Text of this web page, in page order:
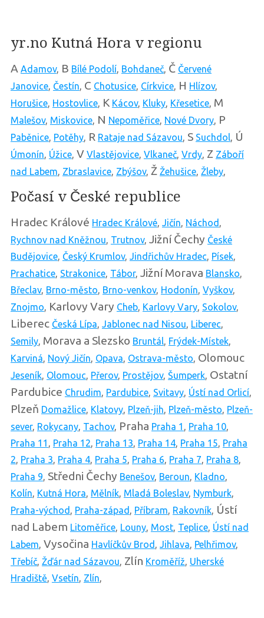
yr.no Kutná Hora v regionu
A Adamov, B Bílé Podolí, Bohdaneč, Č Červené
Janovice, Čestín, C Chotusice, Církvice, H Hlízov,
Horušice, Hostovlice, K Kácov, Kluky, Křesetice, M
Malešov, Miskovice, N Nepoměřice, Nové Dvory, P
Paběnice, Potěhy, R Rataje nad Sázavou, S Suchdol, Ú
Úmonín, Úžice, V Vlastějovice, Vlkaneč, Vrdy, Z Záboří
nad Labem, Zbraslavice, Zbýšov, Ž Žehušice, Žleby,
Počasí v České republice
Hradec Králové Hradec Králové, Jičín, Náchod ,
Rychnov nad Kněžnou, Trutnov, Jižní Čechy České
Budějovice, Český Krumlov, Jindřichův Hradec, Písek,
Prachatice, Strakonice, Tábor, Jižní Morava Blansko,
Břeclav, Brno-město, Brno-venkov, Hodonín, Vyškov,
Znojmo, Karlovy Vary Cheb, Karlovy Vary, Sokolov,
Liberec Česká Lípa, Jablonec nad Nisou, Liberec,
Semily, Morava a Slezsko Bruntál, Frýdek-Místek,
Karviná, Nový Jičín, Opava, Ostrava-město, Olomouc
Jeseník, Olomouc, Přerov, Prostějov, Šumperk, Ostatní
Pardubice Chrudim, Pardubice, Svitavy, Ústí nad Orlicí,
Plzeň Domažlice, Klatovy, Plzeň-jih, Plzeň-město, Plzeň-
sever, Rokycany, Tachov, Praha Praha 1 , Praha 10,
Praha 11 , Praha 12, Praha 13, Praha 14, Praha 15, Praha
2, Praha 3, Praha 4, Praha 5, Praha 6, Praha 7, Praha 8,
Praha 9, Středni Čechy Benešov, Beroun, Kladno,
Kolín, Kutná Hora, Mělník, Mladá Boleslav, Nymburk,
Praha-východ , Praha-západ , Příbram, Rakovník, Ústí
nad Labem Litoměřice, Louny, Most, Teplice, Ústí nad
Labem, Vysočina Havlíčkův Brod , Jihlava, Pelhřimov,
Třebíč, Žďár nad Sázavou, Zlín Kroměříž, Uherské
Hradiště, Vsetín, Zlín,